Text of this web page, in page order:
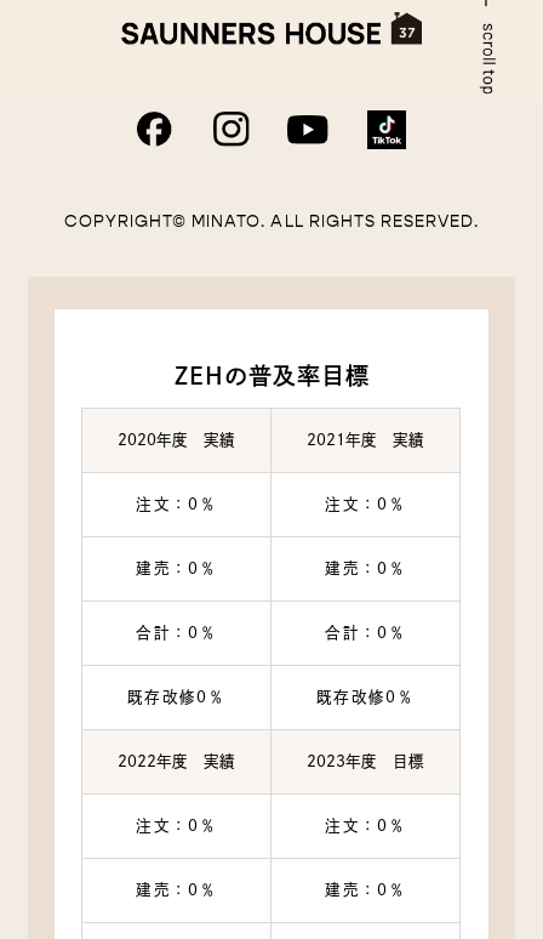
COPYRIGHT© MINATO. ALL RIGHTS RESERVED.
ZEHの普及率目標
2020年度 実績 2021年度 実績
注文：0％ 注文：0％
建売：0％ 建売：0％
合計：0％ 合計：0％
既存改修0％ 既存改修0％
2022年度 実績 2023年度 目標
注文：0％ 注文：0％
建売：0％ 建売：0％